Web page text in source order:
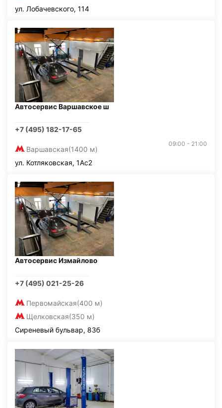
ул. Лобачевского, 114
Автосервис Варшавское ш
+7 (495) 182-17-65
Варшавская(1400 м)
09:00 - 21:00
ул. Котляковская, 1Ас2
Автосервис Измайлово
+7 (495) 021-25-26
Первомайская(400 м)
Щелковская(350 м)
Сиреневый бульвар, 83б